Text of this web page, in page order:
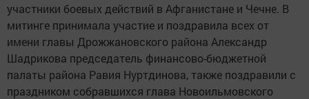
участники боевых действий в Афганистане и Чечне. В
митинге принимала участие и поздравила всех от
имени главы Дрожжановского района Александр
Шадрикова председатель финансово-бюджетной
палаты района Равия Нуртдинова, также поздравили с
праздником собравшихся глава Новоильмовского